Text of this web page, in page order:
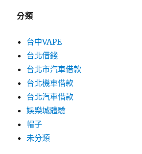
分類
台中VAPE
台北借錢
台北市汽車借款
台北機車借款
台北汽車借款
娛樂城體驗
帽子
未分類